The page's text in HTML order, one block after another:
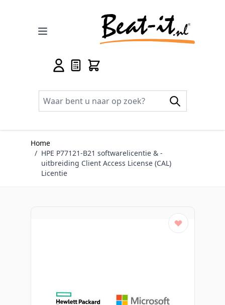
Home
/ HPE P77121-B21 softwarelicentie & -
uitbreiding Client Access License (CAL)
Licentie